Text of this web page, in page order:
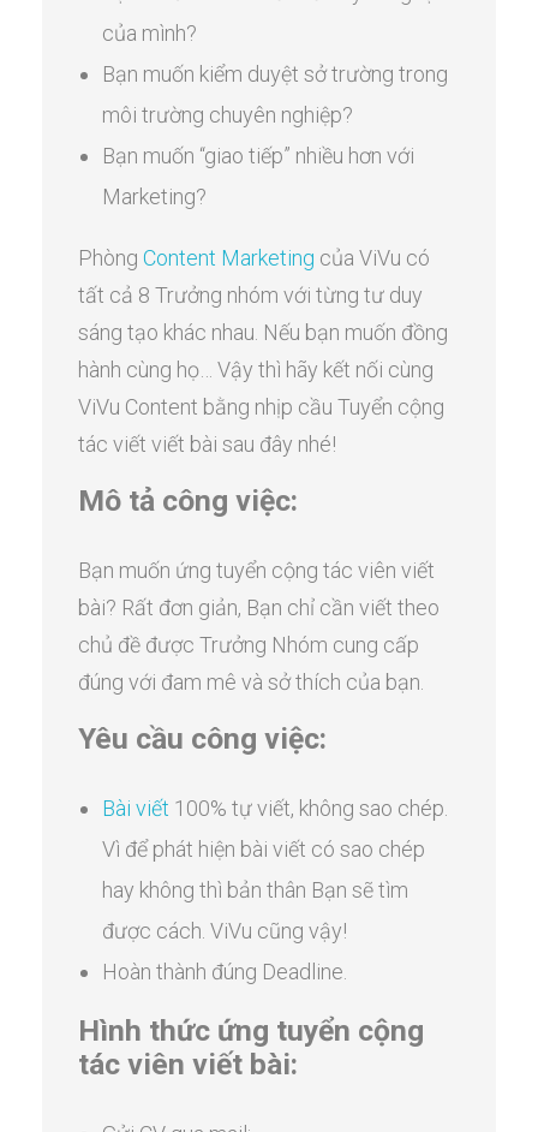
của mình?
Bạn muốn kiểm duyệt sở trường trong
môi trường chuyên nghiệp?
Bạn muốn “giao tiếp” nhiều hơn với
Marketing?
PhòngContent Marketing của ViVu có
tất cả 8 Trưởng nhóm với từng tư duy
sáng tạo khác nhau. Nếu bạn muốn đồng
hành cùng họ… Vậy thì hãy kết nối cùng
ViVu Content bằng nhịp cầu Tuyển cộng
tác viết viết bài sau đây nhé!
Mô tả công việc:
Bạn muốn ứng tuyển cộng tác viên viết
bài? Rất đơn giản, Bạn chỉ cần viết theo
chủ đề được Trưởng Nhóm cung cấp
đúng với đam mê và sở thích của bạn.
Yêu cầu công việc:
Bài viết 100% tự viết, không sao chép.
Vì để phát hiện bài viết có sao chép
hay không thì bản thân Bạn sẽ tìm
được cách. ViVu cũng vậy!
Hoàn thành đúng Deadline.
Hình thức ứng tuyển cộng
tác viên viết bài: